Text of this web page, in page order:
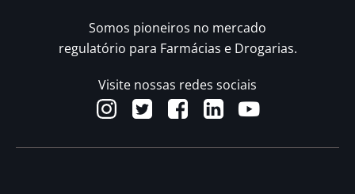
Somos pioneiros no mercado
regulatório para Farmácias e Drogarias.
Visite nossas redes sociais